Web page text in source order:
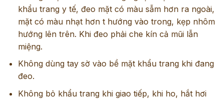
khẩu trang y tế, đeo mặt có màu sẫm hơn ra ngoài,
mặt có màu nhạt hơn t hướng vào trong, kẹp nhôm
hướng lên trên. Khi đeo phải che kín cả mũi lẫn
miệng.
Không dùng tay sờ vào bề mặt khẩu trang khi đang
đeo.
Không bỏ khẩu trang khi giao tiếp, khi ho, hắt hơi